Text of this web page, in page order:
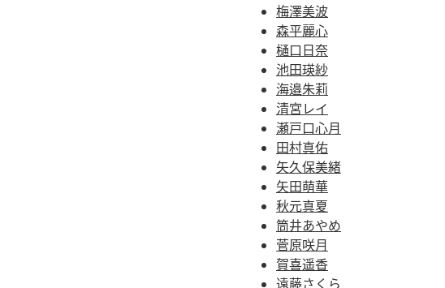
梅澤美波
森平麗心
樋口日奈
池田瑛紗
海邉朱莉
清宮レイ
瀬戸口心月
田村真佑
矢久保美緒
矢田萌華
秋元真夏
筒井あやめ
菅原咲月
賀喜遥香
遠藤さくら